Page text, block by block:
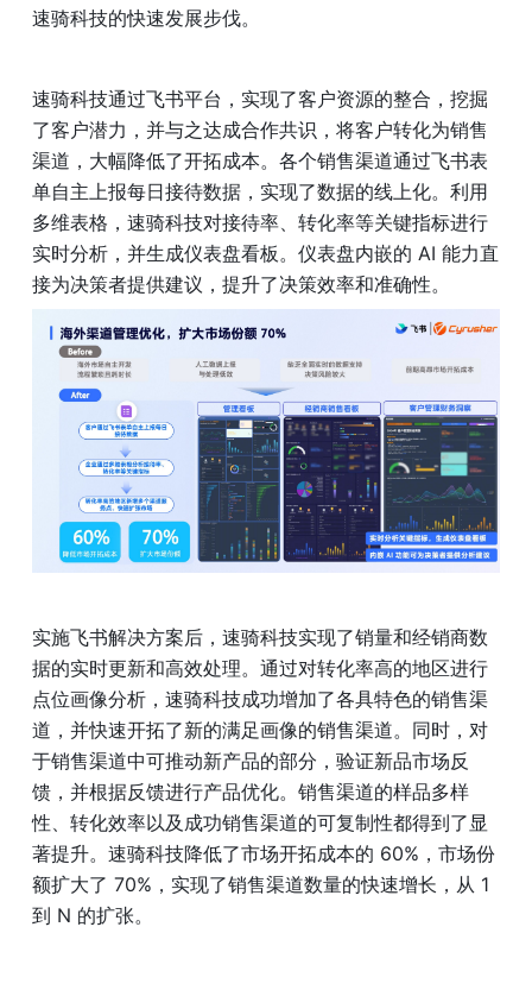
速骑科技的快速发展步伐。
速骑科技通过飞书平台，实现了客户资源的整合，挖掘
了客户潜力，并与之达成合作共识，将客户转化为销售
渠道，大幅降低了开拓成本。各个销售渠道通过飞书表
单自主上报每日接待数据，实现了数据的线上化。利用
多维表格，速骑科技对接待率、转化率等关键指标进行
实时分析，并生成仪表盘看板。仪表盘内嵌的 AI 能力直
接为决策者提供建议，提升了决策效率和准确性。
实施飞书解决方案后，速骑科技实现了销量和经销商数
据的实时更新和高效处理。通过对转化率高的地区进行
点位画像分析，速骑科技成功增加了各具特色的销售渠
道，并快速开拓了新的满足画像的销售渠道。同时，对
于销售渠道中可推动新产品的部分，验证新品市场反
馈，并根据反馈进行产品优化。销售渠道的样品多样
性、转化效率以及成功销售渠道的可复制性都得到了显
著提升。速骑科技降低了市场开拓成本的 60%，市场份
额扩大了 70%，实现了销售渠道数量的快速增长，从 1
到 N 的扩张。